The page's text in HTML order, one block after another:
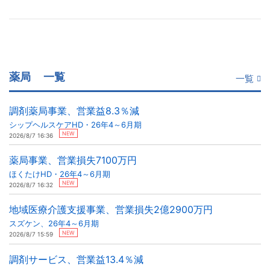
薬局 一覧 一覧
調剤薬局事業、営業益8.3％減
シップヘルスケアHD・26年4～6月期
2026/8/7 16:36 NEW
薬局事業、営業損失7100万円
ほくたけHD・26年4～6月期
2026/8/7 16:32 NEW
地域医療介護支援事業、営業損失2億2900万円
スズケン、26年4～6月期
2026/8/7 15:59 NEW
調剤サービス、営業益13.4％減